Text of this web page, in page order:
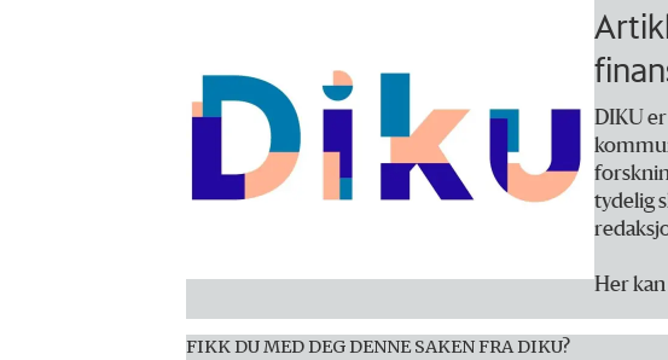
DIKU
tydelig
Her
FIKK DU MED DEG DENNE SAKEN FRADIKU?